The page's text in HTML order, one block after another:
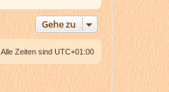
Gehe zu
Alle Zeiten sind UTC+01:00